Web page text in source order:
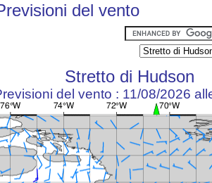
del vento
Stretto di Hudson
del vento : 11/08/2026